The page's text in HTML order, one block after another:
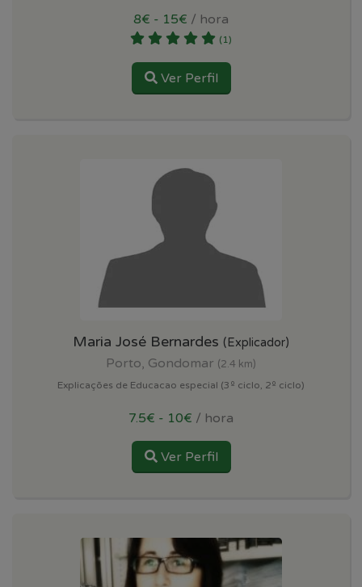
8€ - 15€ / hora
(1)
Ver Perfil
Maria José Bernardes (Explicador)
Porto, Gondomar (2.4 km)
Explicações de Educacao especial (3º ciclo, 2º ciclo)
7.5€ - 10€ / hora
Ver Perfil